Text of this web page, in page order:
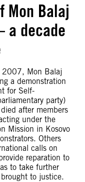
Mon Balaj
a decade
2007, Mon Balaj
a demonstration
for Self-
party)
after members
under the
Mission in Kosovo
Others
calls on
reparation to
to take further
to justice.